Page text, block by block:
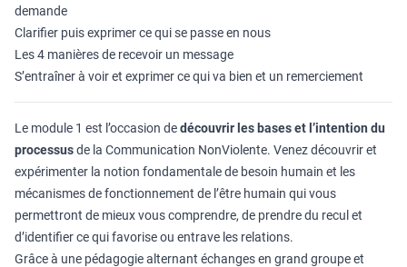
demande
Clarifier puis exprimer ce qui se passe en nous
Les 4 manières de recevoir un message
S’entraîner à voir et exprimer ce qui va bien et un remerciement
Le module 1 est l’occasion dedécouvrir les bases et l’intention du
processusde la Communication NonViolente. Venez découvrir et
expérimenter la notion fondamentale de besoin humain et les
mécanismes de fonctionnement de l’être humain qui vous
permettront de mieux vous comprendre, de prendre du recul et
d’identifier ce qui favorise ou entrave les relations.
Grâce à une pédagogie alternant échanges en grand groupe et